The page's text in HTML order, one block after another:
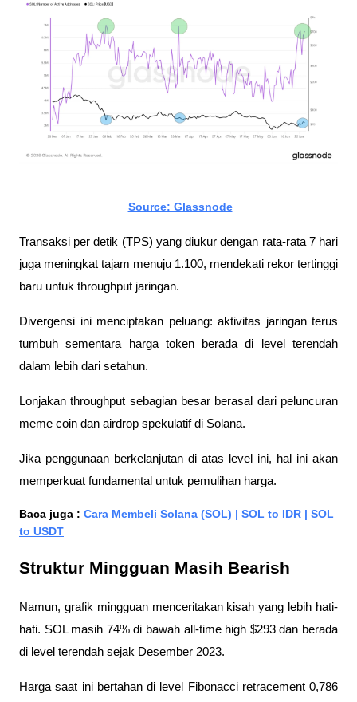
Source: Glassnode
Transaksi per detik (TPS) yang diukur dengan rata-rata 7 hari
juga meningkat tajam menuju 1.100, mendekati rekor tertinggi
baru untuk throughput jaringan.
Divergensi ini menciptakan peluang: aktivitas jaringan terus
tumbuh sementara harga token berada di level terendah
dalam lebih dari setahun.
Lonjakan throughput sebagian besar berasal dari peluncuran
meme coin dan airdrop spekulatif di Solana.
Jika penggunaan berkelanjutan di atas level ini, hal ini akan
memperkuat fundamental untuk pemulihan harga.
Baca juga : Cara Membeli Solana (SOL) | SOL to IDR | SOL
to USDT
Struktur Mingguan Masih Bearish
Namun, grafik mingguan menceritakan kisah yang lebih hati-
hati. SOL masih 74% di bawah all-time high $293 dan berada
di level terendah sejak Desember 2023.
Harga saat ini bertahan di level Fibonacci retracement 0,786